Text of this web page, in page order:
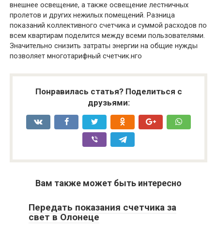
внешнее освещение, а также освещение лестничных
пролетов и других нежилых помещений. Разница
показаний коллективного счетчика и суммой расходов по
всем квартирам поделится между всеми пользователями.
Значительно снизить затраты энергии на общие нужды
позволяет многотарифный счетчик.нго
Понравилась статья? Поделиться с
друзьями:
Вам также может быть интересно
Передать показания счетчика за
свет в Олонеце